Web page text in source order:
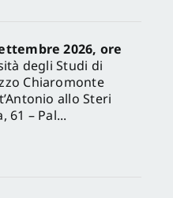
2026, ore
degli Studi di
Chiaromonte
allo Steri
61 – Pal...